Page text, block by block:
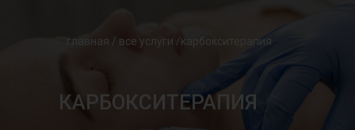
КАРБОКСИТЕРАПИЯ
главная / все услуги /карбокситерапия